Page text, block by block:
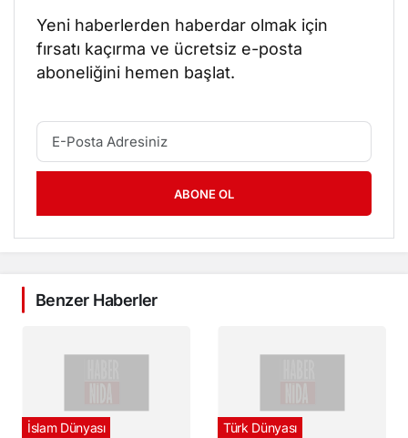
Yeni haberlerden haberdar olmak için
fırsatı kaçırma ve ücretsiz e-posta
aboneliğini hemen başlat.
ABONE OL
Benzer Haberler
İslam Dünyası Türk Dünyası